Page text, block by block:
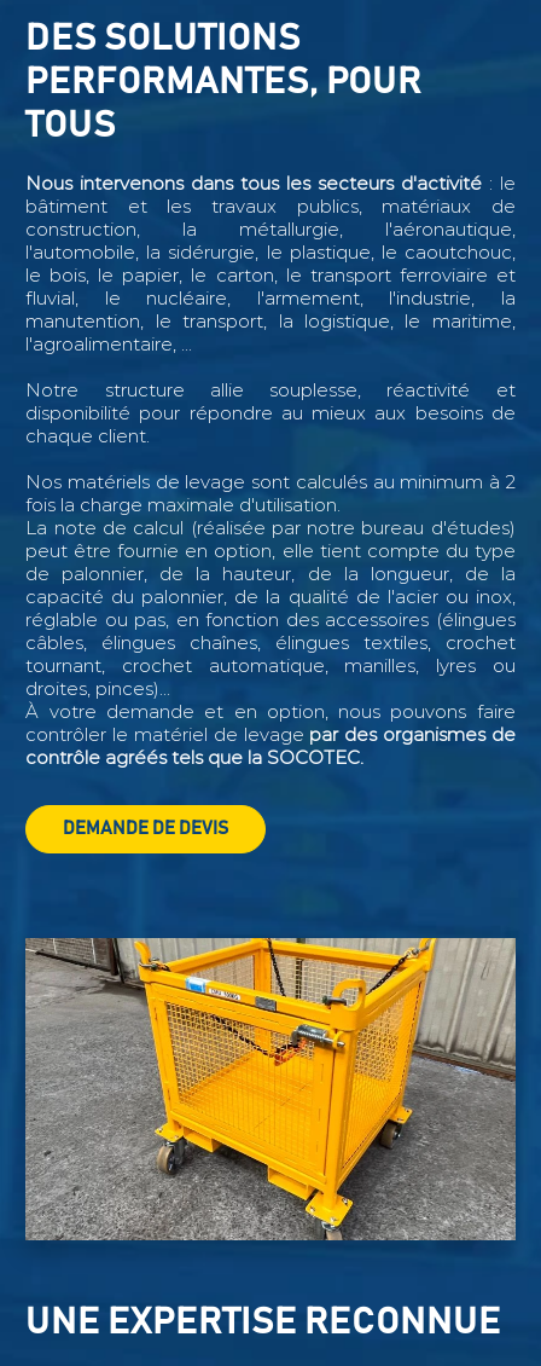
DES SOLUTIONS
PERFORMANTES, POUR
TOUS
Nous intervenons dans tous les secteurs d'activité: le
bâtiment et les travaux publics, matériaux de
construction, la métallurgie, l'aéronautique,
l'automobile, la sidérurgie, le plastique, le caoutchouc,
le bois, le papier, le carton, le transport ferroviaire et
fluvial, le nucléaire, l'armement, l'industrie, la
manutention, le transport, la logistique, le maritime,
l'agroalimentaire, ...
Notre structure allie souplesse, réactivité et
disponibilité pour répondre au mieux aux besoins de
chaque client.
Nos matériels de levage sont calculés au minimum à 2
fois la charge maximale d'utilisation.
La note de calcul (réalisée par notre bureau d'études)
peut être fournie en option, elle tient compte du type
de palonnier, de la hauteur, de la longueur, de la
capacité du palonnier, de la qualité de l'acier ou inox,
réglable ou pas, en fonction des accessoires (élingues
câbles, élingues chaînes, élingues textiles, crochet
tournant, crochet automatique, manilles, lyres ou
droites, pinces)...
À votre demande et en option, nous pouvons faire
contrôler le matériel de levage par des organismes de
contrôle agréés tels que la SOCOTEC.
DEMANDE DE DEVIS
UNE EXPERTISE RECONNUE